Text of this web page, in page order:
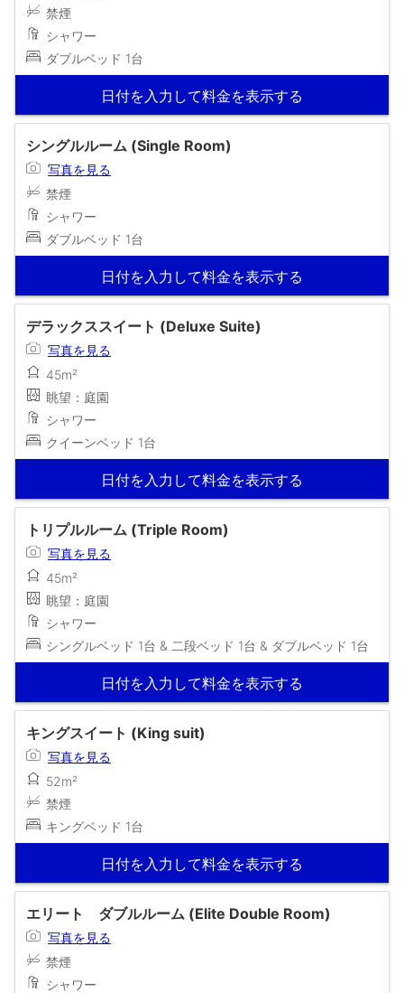
禁煙
シャワー
ダブルベッド 1台
日付を入力して料金を表示する
シングルルーム (Single Room)
写真を見る
禁煙
シャワー
ダブルベッド 1台
日付を入力して料金を表示する
デラックススイート (Deluxe Suite)
写真を見る
45m²
眺望：庭園
シャワー
クイーンベッド 1台
日付を入力して料金を表示する
トリプルルーム (Triple Room)
写真を見る
45m²
眺望：庭園
シャワー
シングルベッド 1台 & 二段ベッド 1台 & ダブルベッド 1台
日付を入力して料金を表示する
キングスイート (King suit)
写真を見る
52m²
禁煙
キングベッド 1台
日付を入力して料金を表示する
エリート ダブルルーム (Elite Double Room)
写真を見る
禁煙
シャワー